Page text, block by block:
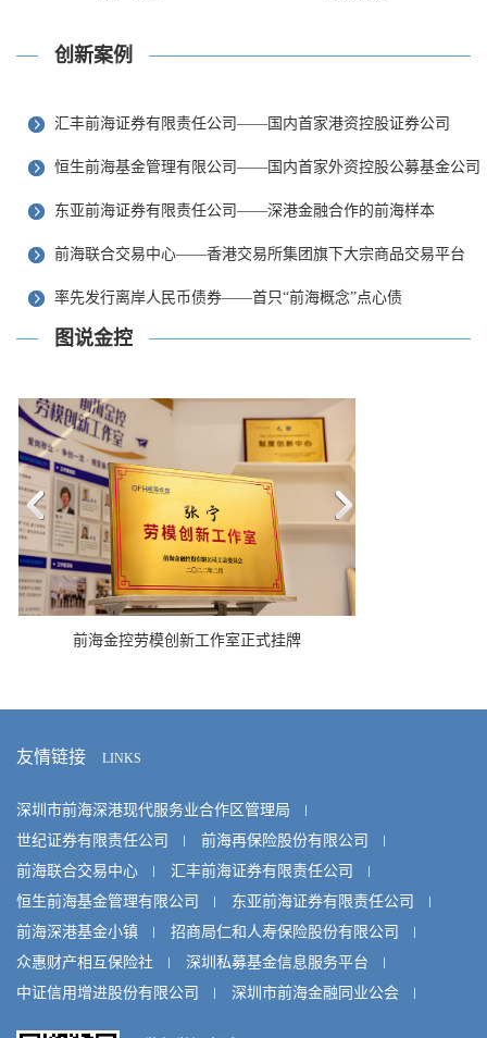
创新案例
汇丰前海证券有限责任公司——国内首家港资控股证券公司
恒生前海基金管理有限公司——国内首家外资控股公募基金公司
东亚前海证券有限责任公司——深港金融合作的前海样本
前海联合交易中心——香港交易所集团旗下大宗商品交易平台
率先发行离岸人民币债券——首只“前海概念”点心债
图说金控
前海税务局调研前海金控
友情链接 LINKS
深圳市前海深港现代服务业合作区管理局
世纪证券有限责任公司
前海再保险股份有限公司
前海联合交易中心
汇丰前海证券有限责任公司
恒生前海基金管理有限公司
东亚前海证券有限责任公司
前海深港基金小镇
招商局仁和人寿保险股份有限公司
众惠财产相互保险社
深圳私募基金信息服务平台
中证信用增进股份有限公司
深圳市前海金融同业公会